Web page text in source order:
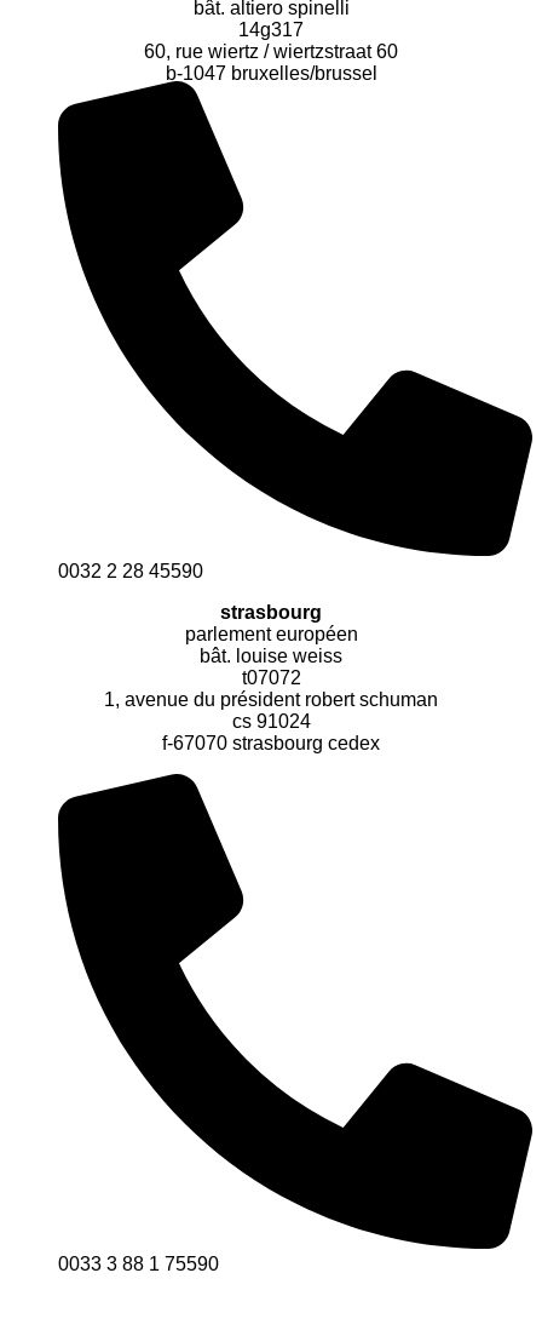
bât. altiero spinelli
14g317
60, rue wiertz / wiertzstraat 60
b-1047 bruxelles/brussel
0032 2 28 45590
strasbourg
parlement européen
bât. louise weiss
t07072
1, avenue du président robert schuman
cs 91024
f-67070 strasbourg cedex
0033 3 88 1 75590